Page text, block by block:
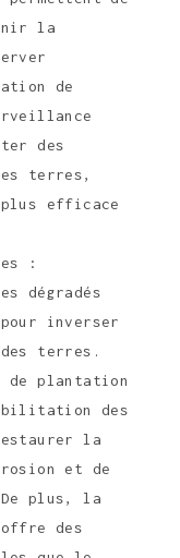
la
de
des
terres,
efficace
:
dégradés
inverser
terres.
de plantation
des
la
et de
plus, la
offre des